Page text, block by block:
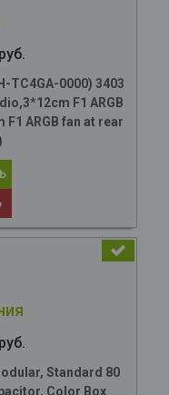
TC4GA-0000) 3403
F1 ARGB
ARGB fan at rear
Standard 80
Color Box